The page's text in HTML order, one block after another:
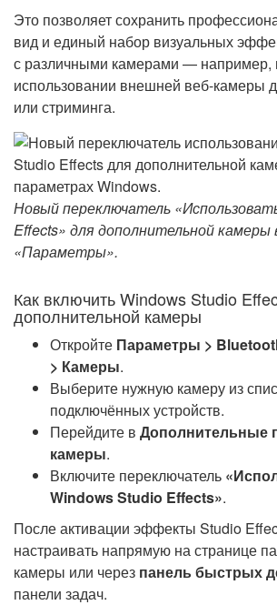
Это позволяет сохранить
вид и единый набор визуальных
с различными камерами — например,
использовании внешней веб-камеры
или стриминга.
Новый переключатель
Effects» для дополнительной камеры
«Параметры».
Как включить Windows Studio
дополнительной камеры
Откройте Параметры >
> Камеры.
Выберите нужную камеру из
подключённых устройств.
Перейдите в Дополнительные
камеры.
Включите переключатель
Windows Studio Effects».
После активации эффекты Studio
настраивать напрямую на странице
камеры или через панель быстрых
панели задач.